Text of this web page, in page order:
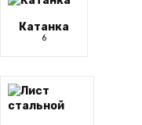
Катанка
6